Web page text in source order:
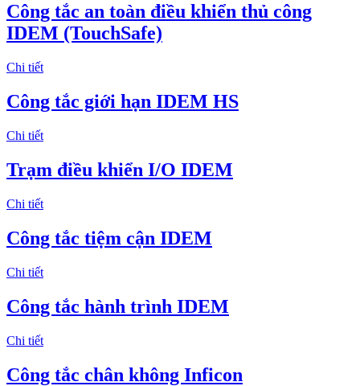
Công tắc an toàn điều khiển thủ công
IDEM (TouchSafe)
Chi tiết
Công tắc giới hạn IDEM HS
Chi tiết
Trạm điều khiển I/O IDEM
Chi tiết
Công tắc tiệm cận IDEM
Chi tiết
Công tắc hành trình IDEM
Chi tiết
Công tắc chân không Inficon